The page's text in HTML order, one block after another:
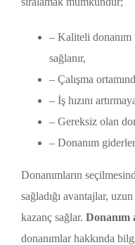
– Kaliteli donanım
sağlanır,
– Çalışma
– İş hızını
– Gereksiz olan
– Donanım
Donanımların
sağladığı avantajlar,
kazanç sağlar. Donanım
donanımlar hakkında